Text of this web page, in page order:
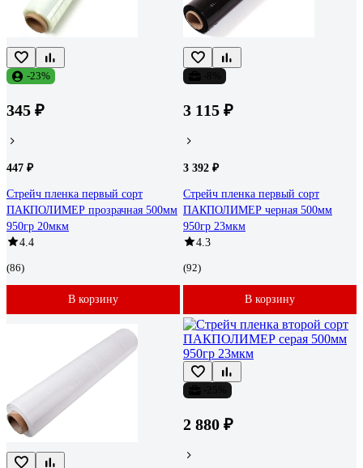
-23%
345 ₽
447 ₽
Стрейч пленка первый сорт
ПАКПОЛИМЕР прозрачная 500мм
950гр 20мкм
4.4
(86)
В корзину
3 115 ₽
3 392 ₽
Стрейч пленка первый сорт
ПАКПОЛИМЕР черная 500мм
950гр 23мкм
4.3
(92)
В корзину
2 880 ₽